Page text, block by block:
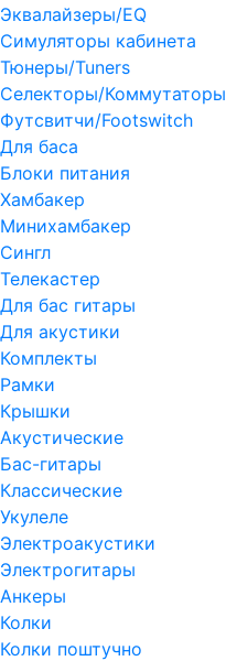
Эквалайзеры/EQ
Симуляторы кабинета
Тюнеры/Tuners
Селекторы/Коммутаторы
Футсвитчи/Footswitch
Для баса
Блоки питания
Хамбакер
Минихамбакер
Сингл
Телекастер
Для бас гитары
Для акустики
Комплекты
Рамки
Крышки
Акустические
Бас-гитары
Классические
Укулеле
Электроакустики
Электрогитары
Анкеры
Колки
Колки поштучно